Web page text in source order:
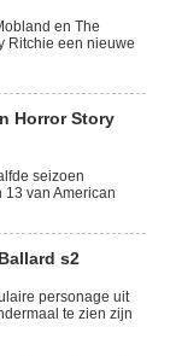
en The
Ritchie een nieuwe
Horror Story
seizoen
van American
s2
personage uit
te zien zijn